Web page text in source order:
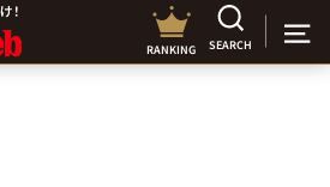
RANKING SEARCH